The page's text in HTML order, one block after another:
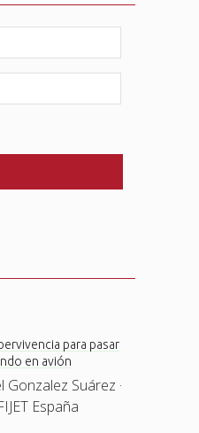
para pasar
en avión
Gonzalez Suárez ·
España